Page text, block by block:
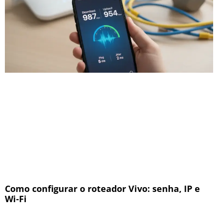
Como configurar o roteador Vivo: senha, IP e
Wi-Fi